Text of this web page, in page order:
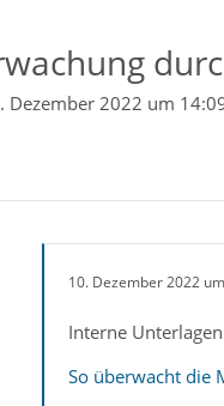
Dezember 2022 um
10. Dezember 2022
Interne
So überwacht die